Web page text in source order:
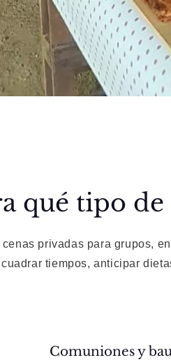
qué tipo
privadas para grupos,
tiempos, anticipar
Comuniones y